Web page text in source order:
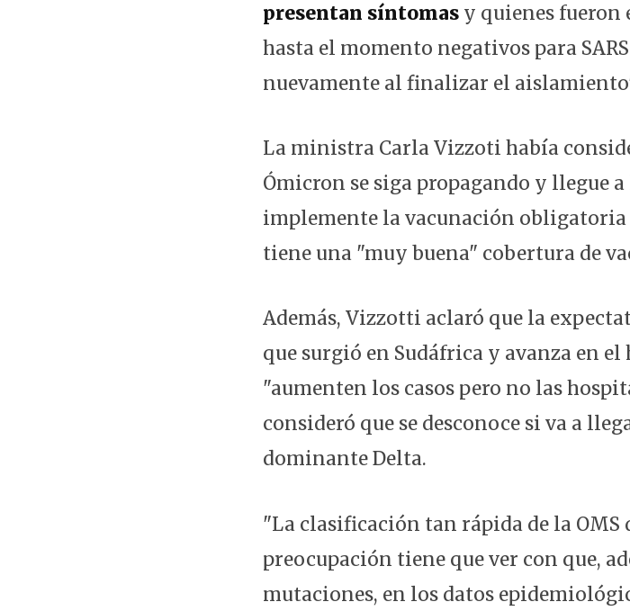
presentan síntomas y quienes fueron
hasta el momento negativos para
nuevamente al finalizar el
La ministra Carla Vizzoti había
Ómicron se siga propagando y llegue
implemente la vacunación obligatoria
tiene una "muy buena" cobertura de
Además, Vizzotti aclaró que la
que surgió en Sudáfrica y avanza en
"aumenten los casos pero no las
consideró que se desconoce si va a
dominante Delta.
"La clasificación tan rápida de la OMS
preocupación tiene que ver con que,
mutaciones, en los datos